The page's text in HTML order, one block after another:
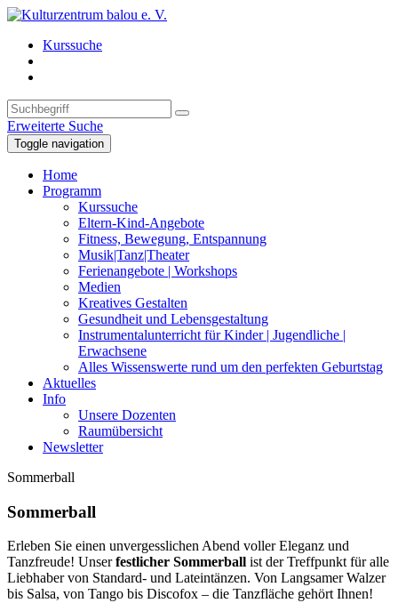
Kurssuche
Erweiterte Suche
Toggle navigation
Home
Programm
Kurssuche
Eltern-Kind-Angebote
Fitness, Bewegung, Entspannung
Musik|Tanz|Theater
Ferienangebote | Workshops
Medien
Kreatives Gestalten
Gesundheit und Lebensgestaltung
Instrumentalunterricht für Kinder | Jugendliche |
Erwachsene
Alles Wissenswerte rund um den perfekten Geburtstag
Aktuelles
Info
Unsere Dozenten
Raumübersicht
Newsletter
Sommerball
Sommerball
Erleben Sie einen unvergesslichen Abend voller Eleganz und
Tanzfreude! Unserfestlicher Sommerball ist der Treffpunkt für alle
Liebhaber von Standard- und Lateintänzen. Von Langsamer Walzer
bis Salsa, von Tango bis Discofox – die Tanzfläche gehört Ihnen!